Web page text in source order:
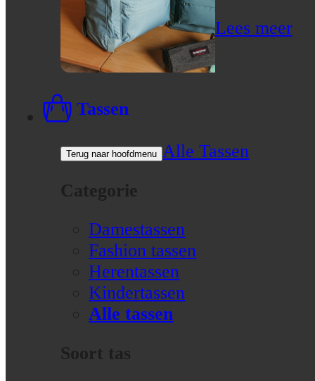
Lees meer
Tassen
Terug naar hoofdmenu Alle Tassen
Categorie
Damestassen
Fashion tassen
Herentassen
Kindertassen
Alle tassen
Soort tas